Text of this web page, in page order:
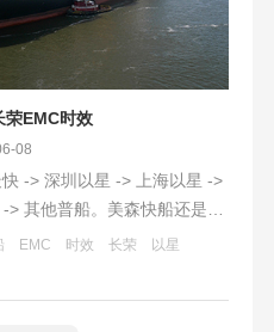
荣EMC时效
08
-> 深圳以星 -> 上海以星 ->
左右。以星快船大概是25天
EMC 时效 长荣
以星